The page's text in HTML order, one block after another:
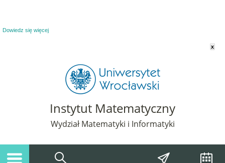
Dowiedz się więcej
x
Instytut Matematyczny
Wydział Matematyki i Informatyki